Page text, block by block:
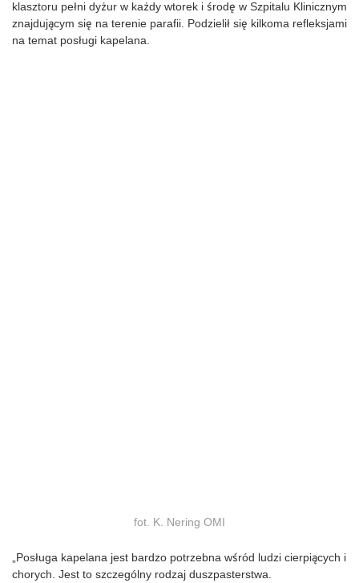
klasztoru pełni dyżur w każdy wtorek i środę w Szpitalu Klinicznym
znajdującym się na terenie parafii. Podzielił się kilkoma refleksjami
na temat posługi kapelana.
fot. K. Nering OMI
„Posługa kapelana jest bardzo potrzebna wśród ludzi cierpiących i
chorych. Jest to szczególny rodzaj duszpasterstwa.